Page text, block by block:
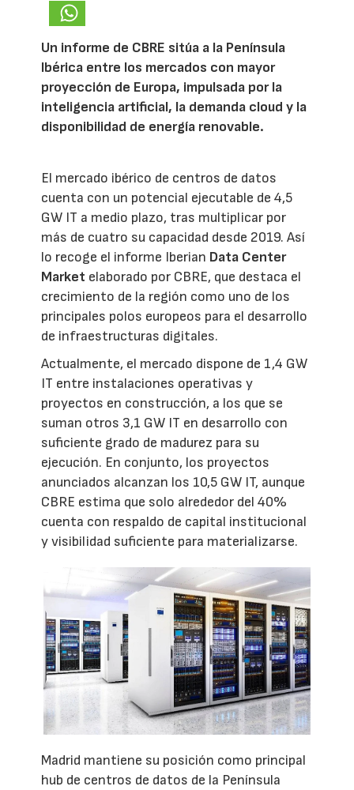
Un informe de CBRE sitúa a la Península
Ibérica entre los mercados con mayor
proyección de Europa, impulsada por la
inteligencia artificial, la demanda cloud y la
disponibilidad de energía renovable.
El mercado ibérico de centros de datos
cuenta con un potencial ejecutable de 4,5
GW IT a medio plazo, tras multiplicar por
más de cuatro su capacidad desde 2019. Así
lo recoge el informe Iberian Data Center
Market elaborado por CBRE, que destaca el
crecimiento de la región como uno de los
principales polos europeos para el desarrollo
de infraestructuras digitales.
Actualmente, el mercado dispone de 1,4 GW
IT entre instalaciones operativas y
proyectos en construcción, a los que se
suman otros 3,1 GW IT en desarrollo con
suficiente grado de madurez para su
ejecución. En conjunto, los proyectos
anunciados alcanzan los 10,5 GW IT, aunque
CBRE estima que solo alrededor del 40%
cuenta con respaldo de capital institucional
y visibilidad suficiente para materializarse.
Madrid mantiene su posición como principal
hub de centros de datos de la Península